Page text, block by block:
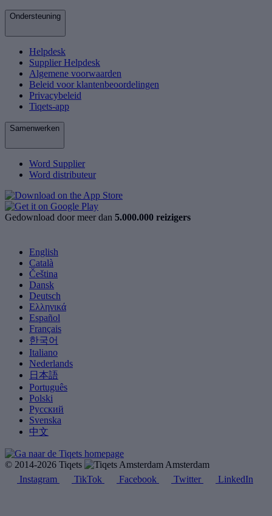
Ondersteuning
Helpdesk
Supplier Helpdesk
Algemene voorwaarden
Beleid voor klantenbeoordelingen
Privacybeleid
Tiqets-app
Samenwerken
Word Supplier
Word distributeur
Gedownload door meer dan 5.000.000 reizigers
English
Català
Čeština
Dansk
Deutsch
Ελληνικά
Español
Français
한국어
Italiano
Nederlands
日本語
Português
Polski
Русский
Svenska
中文
© 2014-2026 Tiqets
Amsterdam
Instagram
TikTok Facebook Twitter LinkedIn